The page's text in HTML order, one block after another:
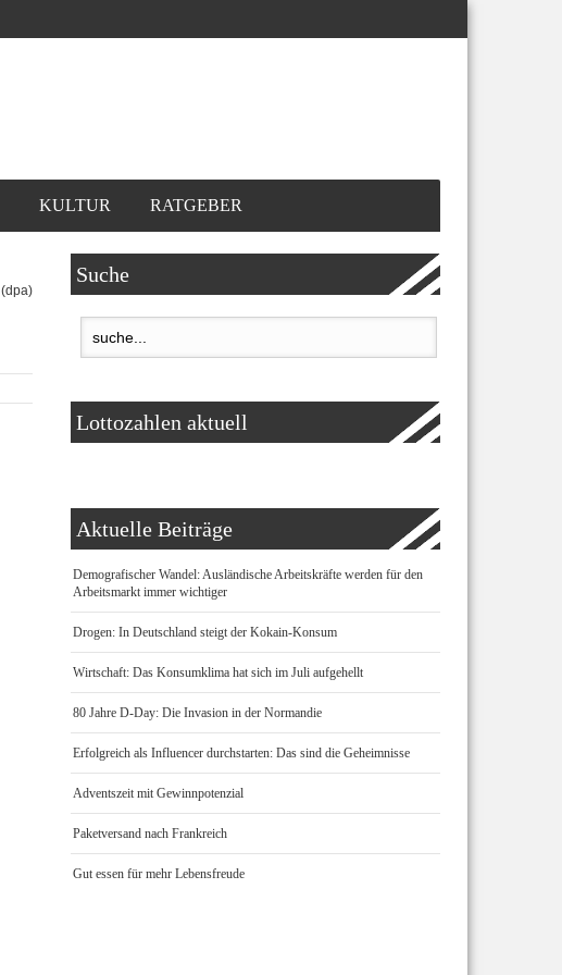
KULTUR RATGEBER
(dpa)
Suche
Lottozahlen aktuell
Aktuelle Beiträge
Demografischer Wandel: Ausländische Arbeitskräfte werden für den
Arbeitsmarkt immer wichtiger
Drogen: In Deutschland steigt der Kokain-Konsum
Wirtschaft: Das Konsumklima hat sich im Juli aufgehellt
80 Jahre D-Day: Die Invasion in der Normandie
Erfolgreich als Influencer durchstarten: Das sind die Geheimnisse
Adventszeit mit Gewinnpotenzial
Paketversand nach Frankreich
Gut essen für mehr Lebensfreude